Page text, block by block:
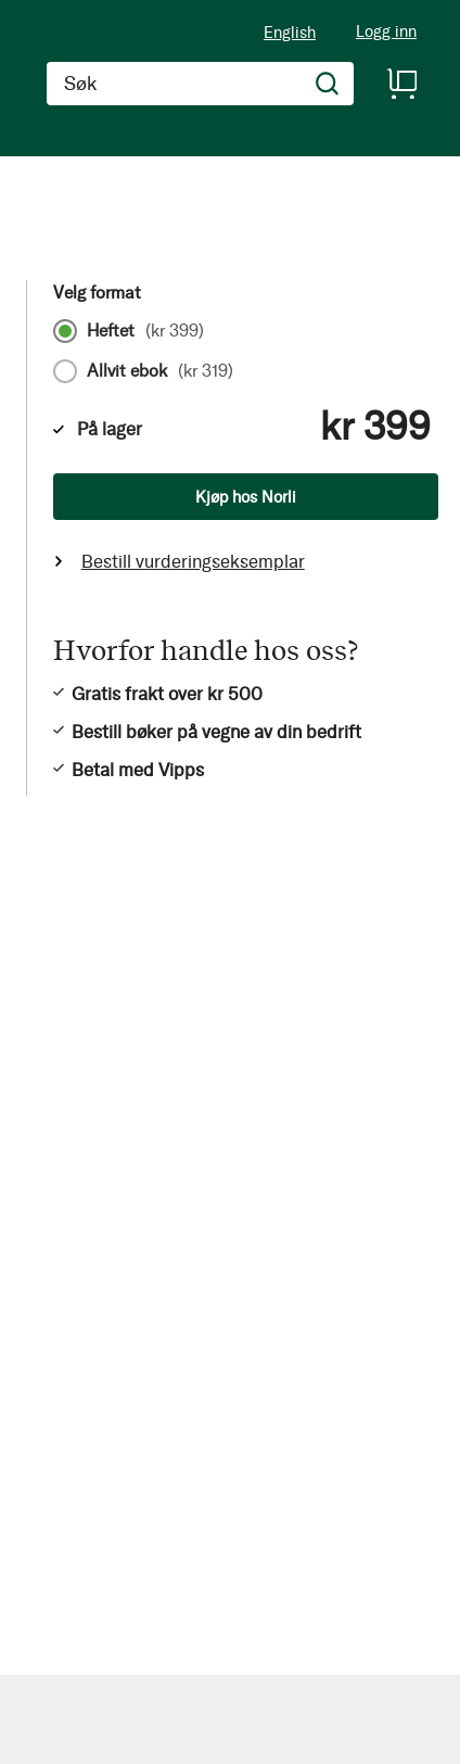
English Logg inn
Søk
Velg format
Heftet (kr 399)
Allvit ebok (kr 319)
På lager kr 399
Kjøp hos Norli
Bestill vurderingseksemplar
Hvorfor handle hos oss?
Gratis frakt over kr 500
Bestill bøker på vegne av din bedrift
Betal med Vipps